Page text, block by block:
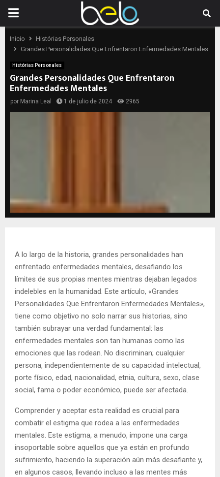
PRIMARY
MENU
Inicio
Histórias Personales
Grandes Personalidades Que Enfrentaron Enfermedades Mentales
Histórias Personales
Grandes Personalidades Que Enfrentaron
Enfermedades Mentales
por Marina Leal 1 de julio de 2024 2965
A lo largo de la historia, grandes personalidades han
enfrentado enfermedades mentales, desafiando los
límites de sus propias mentes mientras dejaban legados
indelebles en la humanidad. Este artículo, «Grandes
Personalidades Que Enfrentaron Enfermedades Mentales»,
tiene como objetivo no solo narrar sus historias, sino
también subrayar una verdad fundamental: las
enfermedades mentales son tan humanas como las
emociones que las rodean. No discriminan; cualquier
persona, independientemente de su capacidad intelectual,
porte físico, edad, nacionalidad, etnia, cultura, sexo, clase
social, fama o poder económico, puede ser afectada.
Comprender y aceptar esta realidad es crucial para
combatir el estigma que rodea a las enfermedades
mentales. Este estigma, a menudo, impone una carga
insoportable sobre aquellos que ya están en profundo
sufrimiento, haciendo la superación aún más desafiante y,
en algunos casos, llevando incluso a las mentes más